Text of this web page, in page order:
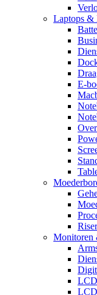
Laptops &
E-
Monitoren